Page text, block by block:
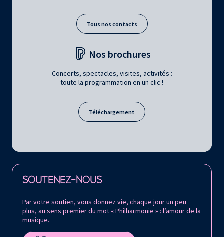
Tous nos contacts
Nos brochures
Concerts, spectacles, visites, activités :
toute la programmation en un clic !
Téléchargement
SOUTENEZ-NOUS
Par votre soutien, vous donnez vie, chaque jour un peu
plus, au sens premier du mot « Philharmonie » : l’amour de la
musique.
Retrouvez la Philharmonie de Paris sur